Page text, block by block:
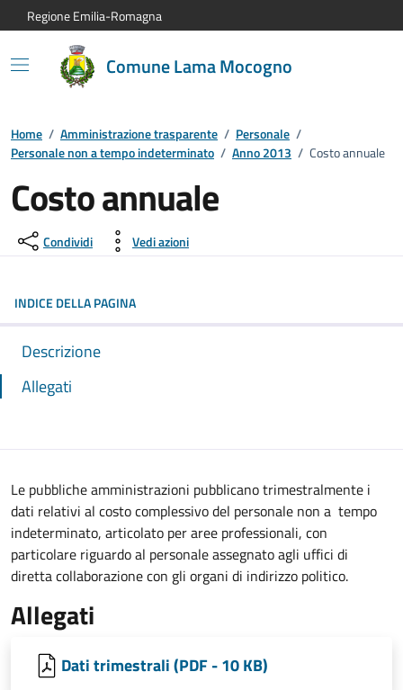
Vai al contenuto principale
Vai alla navigazione del sito
Vai al piede di pagina
Regione Emilia-Romagna
Comune Lama Mocogno
Home / Amministrazione trasparente / Personale /
Personale non a tempo indeterminato / Anno 2013 / Costo annuale
Costo annuale
Condividi Vedi azioni
INDICE DELLA PAGINA
Descrizione
Allegati
Le pubbliche amministrazioni pubblicano trimestralmente i
dati relativi al costo complessivo del personale non a tempo
indeterminato, articolato per aree professionali, con
particolare riguardo al personale assegnato agli uffici di
diretta collaborazione con gli organi di indirizzo politico.
Allegati
Dati trimestrali (PDF - 10 KB)